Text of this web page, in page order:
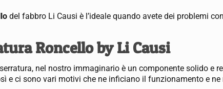
del fabbro Li Causi è l’ideale quando avete dei problemi
Roncello by Li Causi
nel nostro immaginario è un componente solido e
e ci sono vari motivi che ne inficiano il funzionamento e